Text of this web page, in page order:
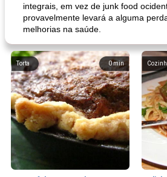
integrais, em vez de junk food
provavelmente levará a alguma
melhorias na saúde.
0min
Torta